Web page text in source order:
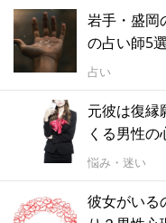
岩手・盛岡
の占い師5選
占い
元彼は復縁
くる男性
悩み・迷い
彼女がいる